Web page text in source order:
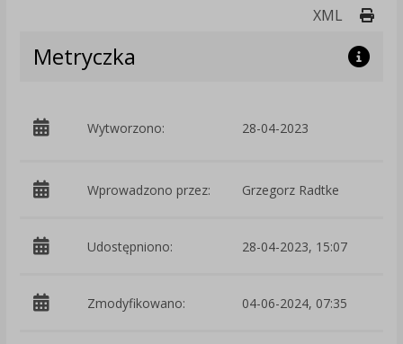
XML
Metryczka
Wytworzono: 28-04-2023
Wprowadzono przez: Grzegorz Radtke
Udostępniono: 28-04-2023, 15:07
Zmodyfikowano: 04-06-2024, 07:35